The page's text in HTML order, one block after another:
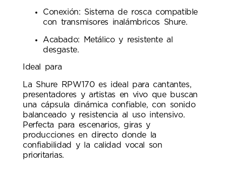
Conexión: Sistema de rosca compatible
con transmisores inalámbricos Shure.
Acabado: Metálico y resistente al
desgaste.
Ideal para
La Shure RPW170 es ideal para cantantes,
presentadores y artistas en vivo que buscan
una cápsula dinámica confiable, con sonido
balanceado y resistencia al uso intensivo.
Perfecta para escenarios, giras y
producciones en directo donde la
confiabilidad y la calidad vocal son
prioritarias.